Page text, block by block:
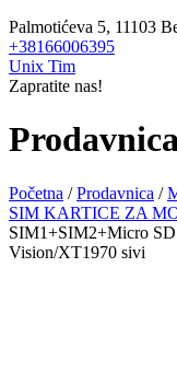
Palmotićeva 5, 11103
+38166006395
Unix Tim
Zapratite nas!
Početna /Prodavnica /
SIM KARTICE ZA
SIM1+SIM2+Micro
Vision/XT1970 sivi